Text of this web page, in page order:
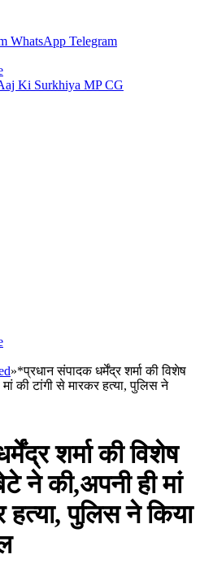
WhatsApp Telegram
»*प्रधान संपादक धर्मेंद्र शर्मा की विशेष
की टांगी से मारकर हत्या, पुलिस ने
शर्मा की विशेष
ने की,अपनी ही मां
हत्या, पुलिस ने किया